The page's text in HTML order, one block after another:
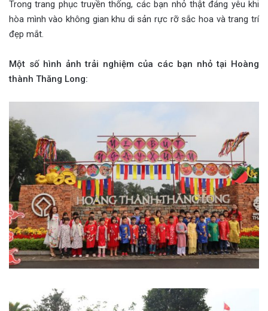
Trong trang phục truyền thống, các bạn nhỏ thật đáng yêu khi
hòa mình vào không gian khu di sản rực rỡ sắc hoa và trang trí
đẹp mắt.
Một số hình ảnh trải nghiệm của các bạn nhỏ tại Hoàng
thành Thăng Long: